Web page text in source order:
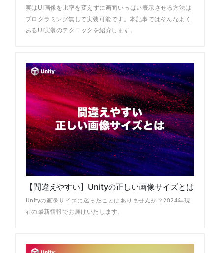
実はUI画像を比率を変えずに画面いっぱい表示させる方法は
プログラミング無しで実装可能です。本記事ではそんなよく
あるUI実装のテクニックを紹介します。
【間違えやすい】Unityの正しい画像サイズとは
Unityの画像サイズに迷ったことはありませんか？2024年現
在の最新情報でお届けいたします。